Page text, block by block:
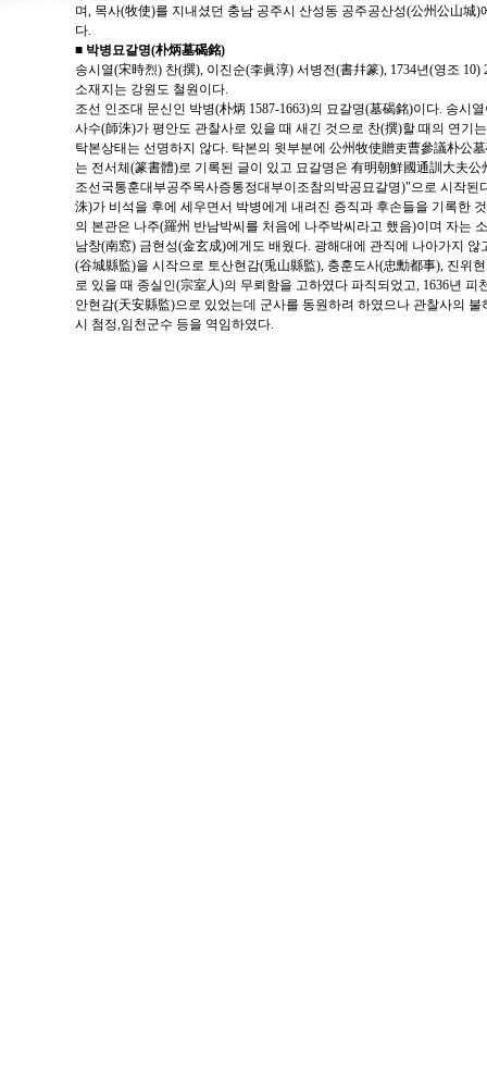
며, 목사(牧使)를 지내셨던 충남 공주시 산성동 공주공산성(公州公山城
다.
■ 박병묘갈명(朴炳墓碣銘)
송시열(宋時烈) 찬(撰), 이진순(李眞淳) 서병전(書幷篆), 1734년(영조 10)
소재지는 강원도 철원이다.
조선 인조대 문신인 박병(朴炳 1587-1663)의 묘갈명(墓碣銘)이다. 송시
사수(師洙)가 평안도 관찰사로 있을 때 새긴 것으로 찬(撰)할 때의 연기
탁본상태는 선명하지 않다. 탁본의 윗부분에 公州牧使贈吏曹參議朴公
는 전서체(篆書體)로 기록된 글이 있고 묘갈명은 有明朝鮮國通訓大夫
조선국통훈대부공주목사증통정대부이조참의박공묘갈명)"으로 시작된
洙)가 비석을 후에 세우면서 박병에게 내려진 증직과 후손들을 기록한
의 본관은 나주(羅州 반남박씨를 처음에 나주박씨라고 했음)이며 자는
남창(南窓) 금현성(金玄成)에게도 배웠다. 광해대에 관직에 나아가지
(谷城縣監)을 시작으로 토산현감(兎山縣監), 충훈도사(忠勳都事), 진위
로 있을 때 종실인(宗室人)의 무뢰함을 고하였다 파직되었고, 1636년
안현감(天安縣監)으로 있었는데 군사를 동원하려 하였으나 관찰사의
시 첨정,임천군수 등을 역임하였다.